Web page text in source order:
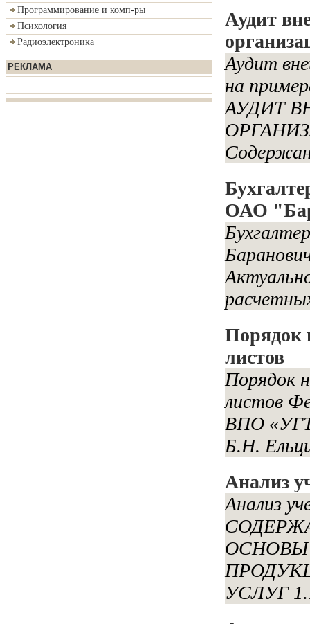
Программирование и комп-ры
Психология
Радиоэлектроника
РЕКЛАМА
Аудит
Аудит
на
АУДИТ
ОАО
Порядок
листов
Порядок
листов
ВПО
Б.Н.
Анализ
Анализ
ОСНОВЫ
УСЛУГ